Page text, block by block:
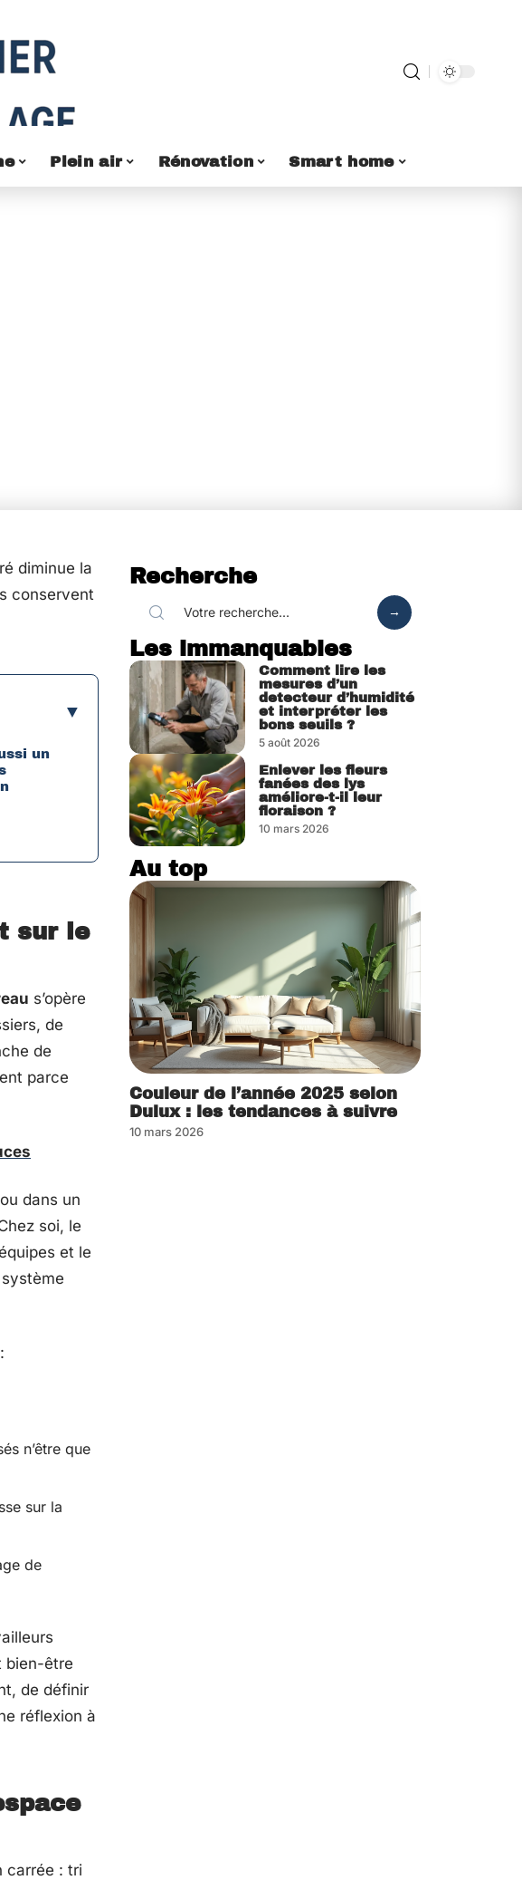
Plein air Rénovation Smart home
diminue la
conservent
un
sur le
s’opère
de
de
parce
dans un
soi, le
et le
n’être que
sur la
de
bien-être
de définir
réflexion à
carrée : tri
Recherche
Les immanquables
Comment lire les
mesures d’un
detecteur d’humidité
et interpréter les
bons seuils ?
5 août 2026
Enlever les fleurs
fanées des lys
améliore-t-il leur
floraison ?
10 mars 2026
Au top
Couleur de l’année 2025 selon
Dulux : les tendances à suivre
10 mars 2026